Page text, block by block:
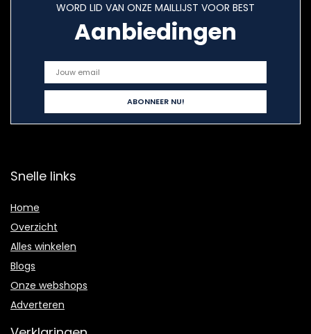
WORD LID VAN ONZE MAILLIJST VOOR BEST
Aanbiedingen
Snelle links
Home
Overzicht
Alles winkelen
Blogs
Onze webshops
Adverteren